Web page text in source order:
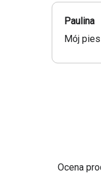
Paulina
Mój
Ocena